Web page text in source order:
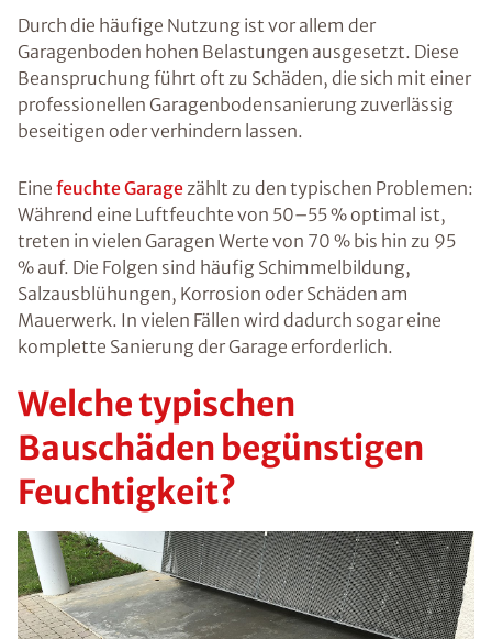
Durch die häufige Nutzung ist vor allem der
Garagenboden hohen Belastungen ausgesetzt. Diese
Beanspruchung führt oft zu Schäden, die sich mit einer
professionellen Garagenbodensanierung zuverlässig
beseitigen oder verhindern lassen.
Eine feuchte Garagezählt zu den typischen Problemen:
Während eine Luftfeuchte von 50–55 % optimal ist,
treten in vielen Garagen Werte von 70 % bis hin zu 95
% auf. Die Folgen sind häufig Schimmelbildung,
Salzausblühungen, Korrosion oder Schäden am
Mauerwerk. In vielen Fällen wird dadurch sogar eine
komplette Sanierung der Garage erforderlich.
Welche typischen
Bauschäden begünstigen
Feuchtigkeit?